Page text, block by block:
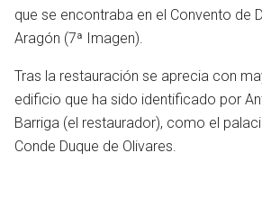
en
que se encontraba en el Convento de
Aragón (7ª Imagen).
Tras la restauración se aprecia con
edificio que ha sido identificado por
Barriga (el restaurador), como el
Conde Duque de Olivares.